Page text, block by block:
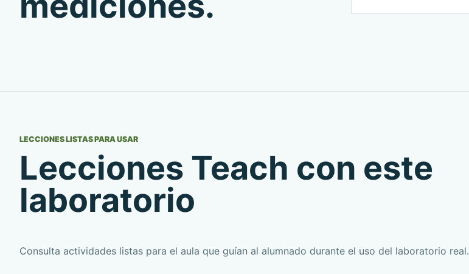
LECCIONES LISTAS PARA USAR
Lecciones Teach con este
laboratorio
Consulta actividades listas para el aula que guían al alumnado durante el uso del laboratorio real.